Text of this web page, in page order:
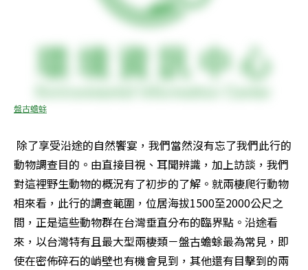
盤古蟾蜍
動物調查目的。由直接目視、耳聞辨識，加上訪談，我們
對這裡野生動物的概況有了初步的了解。就兩棲爬行動物
相來看，此行的調查範圍，位居海拔1500至2000公尺之
間，正是這些動物群在台灣垂直分布的臨界點。沿途看
來，以台灣特有且最大型兩棲類－盤古蟾蜍最為常見，即
使在密佈碎石的峭壁也有機會見到，其他還有目擊到的兩